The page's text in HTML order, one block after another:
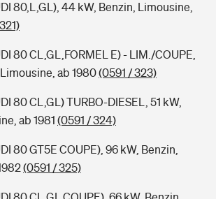
80,L,GL), 44 kW, Benzin, Limousine,
80 CL,GL,FORMEL E) - LIM./COUPE,
ab 1980(0591 / 323)
80 CL,GL) TURBO-DIESEL, 51 kW,
ab 1981 (0591 / 324)
80 GT5E COUPE), 96 kW, Benzin,
(0591 / 325)